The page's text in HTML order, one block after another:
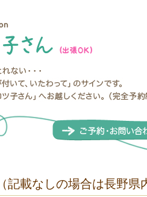
記載なしの場合は長野県